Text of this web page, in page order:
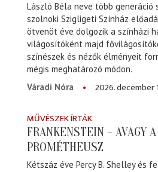
László Béla neve több generáció
szolnoki Szigligeti Színház
ötvenöt éve dolgozik a színházi
világosítóként majd
színészek és nézők élményeit
mégis meghatározó módon.
Váradi Nóra
2026. december
MŰVÉSZEK ÍRTÁK
FRANKENSTEIN – AVAGY
PROMÉTHEUSZ
Kétszáz éve Percy B. Shelley és